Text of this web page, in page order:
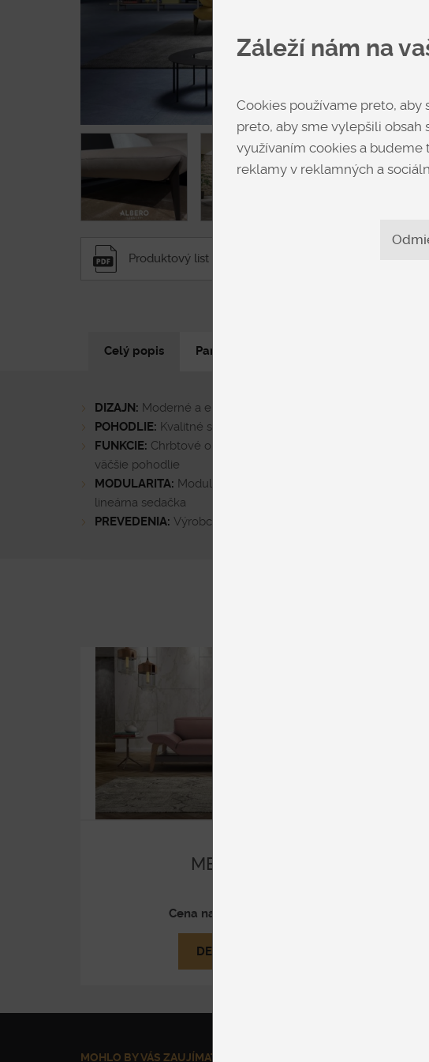
Produktový list
Celý popis Parametre produktu
DIZAJN: Moderné a elegantné línie, vzdušný, minimalistický
POHODLIE: Kvalitné sedenie navrhnuté s dôrazom na
FUNKCIE: Chrbtové opierky sedačky sú vybavené
väčšie pohodlie
MODULARITA: Modulárna sedačka, ktorá svojimi
lineárna sedačka
PREVEDENIA: Výrobca používa prémiové látky a kože, čo
MERIEM
Cena na vyžiadanie
DETAIL
MOHLO BY VÁS ZAUJÍMAŤ
Záleží nám na
Cookies používame preto, aby
preto, aby sme vylepšili obsah
využívaním cookies a budeme
reklamy v reklamných a